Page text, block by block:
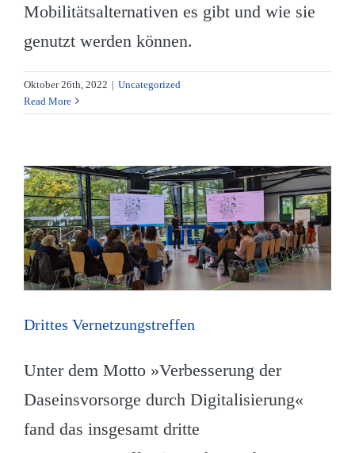
Mobilitätsalternativen es gibt und wie sie
genutzt werden können.
Oktober 26th, 2022 | Uncategorized
Read More
Drittes Vernetzungstreffen
Unter dem Motto »Verbesserung der
Daseinsvorsorge durch Digitalisierung«
fand das insgesamt dritte